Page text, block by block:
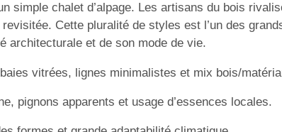
simple chalet d’alpage. Les artisans du bois
Cette pluralité de styles est l’un des
architecturale et de son mode de vie.
vitrées, lignes minimalistes et mix bois/
pignons apparents et usage d’essences locales.